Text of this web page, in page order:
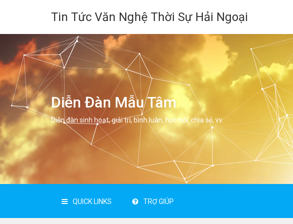
Tin Tức Văn Nghệ Thời Sự Hải Ngoại
Diễn Đàn Mẫu Tâm
Diễn đàn sinh hoạt, giải trí, bình luân, học hỏi, chia sẻ, vv.
QUICK LINKS TRỢ GIÚP